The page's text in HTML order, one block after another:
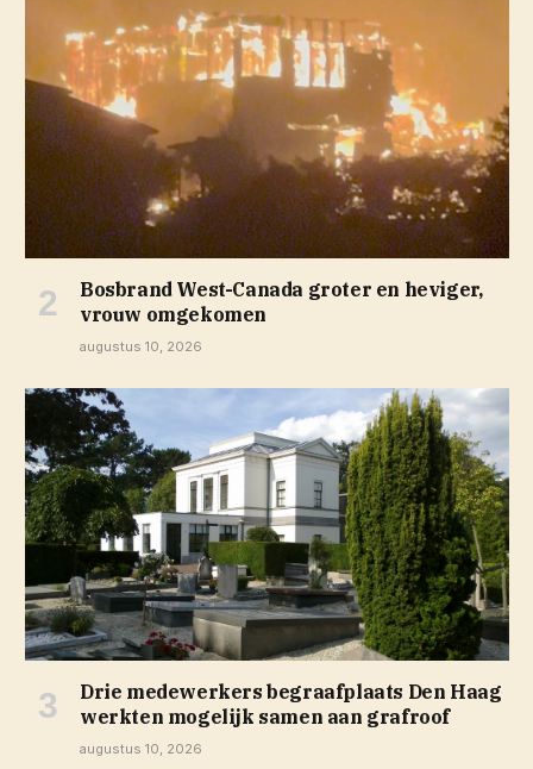
Bosbrand West-Canada groter en heviger,
vrouw omgekomen
augustus 10, 2026
Drie medewerkers begraafplaats Den Haag
werkten mogelijk samen aan grafroof
augustus 10, 2026